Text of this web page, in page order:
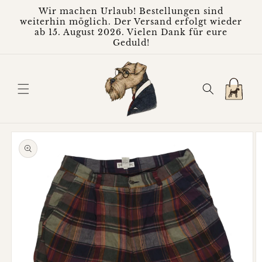
Inhalt
Wir machen Urlaub! Bestellungen sind
weiterhin möglich. Der Versand erfolgt wieder
ab 15. August 2026. Vielen Dank für eure
Geduld!
Warenkorb